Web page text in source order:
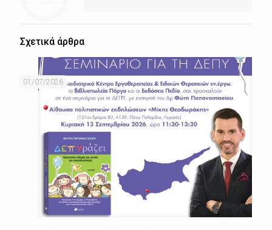
Σχετικά άρθρα
01/07/2026